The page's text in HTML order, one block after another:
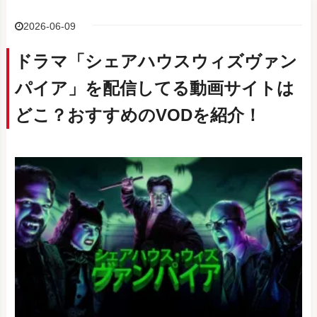
2026-06-09
ドラマ「シェアハウスウィズヴァン
パイア」を配信してる動画サイトは
どこ？おすすめのVODを紹介！